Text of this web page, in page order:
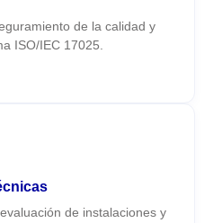
de la calidad y
ISO/IEC 17025.
de instalaciones y